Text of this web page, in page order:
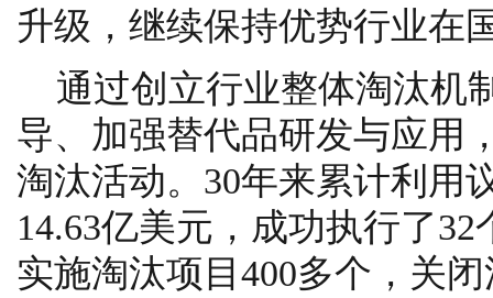
升级，继续保持优势行业在
通过创立行业整体淘汰机
导、加强替代品研发与应用
淘汰活动。30年来累计利用
14.63亿美元，成功执行了
实施淘汰项目400多个，关